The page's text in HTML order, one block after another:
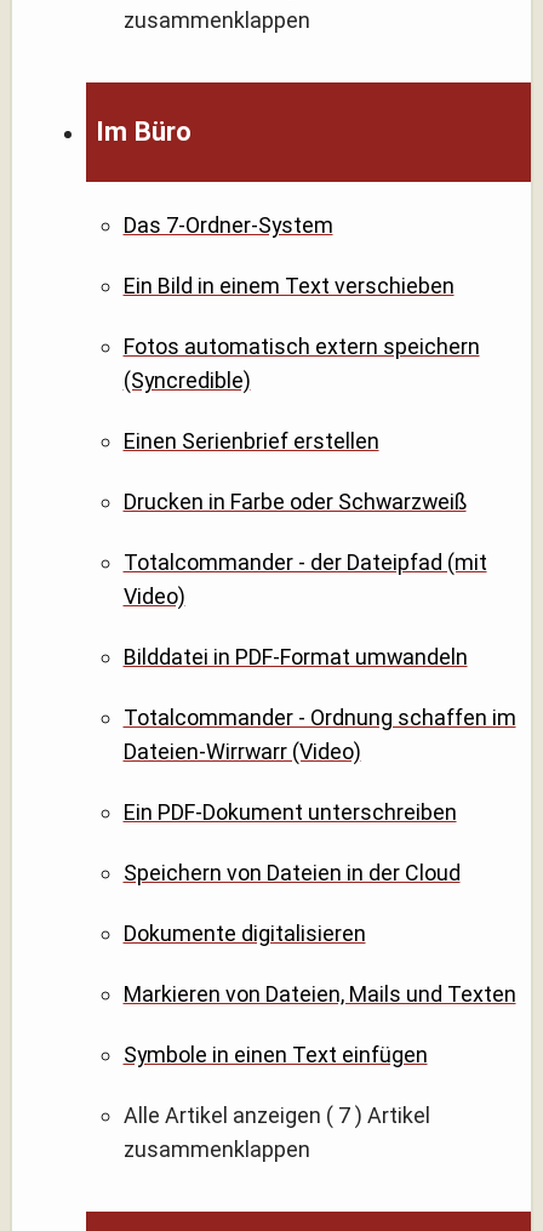
zusammenklappen
Im Büro
Das 7-Ordner-System
Ein Bild in einem Text verschieben
Fotos automatisch extern speichern
(Syncredible)
Einen Serienbrief erstellen
Drucken in Farbe oder Schwarzweiß
Totalcommander - der Dateipfad (mit
Video)
Bilddatei in PDF-Format umwandeln
Totalcommander - Ordnung schaffen im
Dateien-Wirrwarr (Video)
Ein PDF-Dokument unterschreiben
Speichern von Dateien in der Cloud
Dokumente digitalisieren
Markieren von Dateien, Mails und Texten
Symbole in einen Text einfügen
Alle Artikel anzeigen ( 7 ) Artikel
zusammenklappen